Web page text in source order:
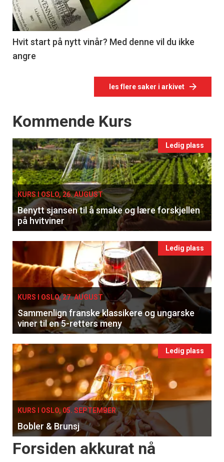
Hvit start på nytt vinår? Med denne vil du ikke
angre
les flere saker i arkivet
Events
Kommende Kurs
Ledig plass
KURS I OSLO, 26. AUGUST
Benytt sjansen til å smake og lære forskjellen
på hvitviner
Ledig plass
KURS I OSLO, 27. AUGUST
Sammenlign franske klassikere og ungarske
viner til en 5-retters meny
Ledig plass
KURS I OSLO, 05. SEPTEMBER
Bobler & Brunsj
Forsiden akkurat nå